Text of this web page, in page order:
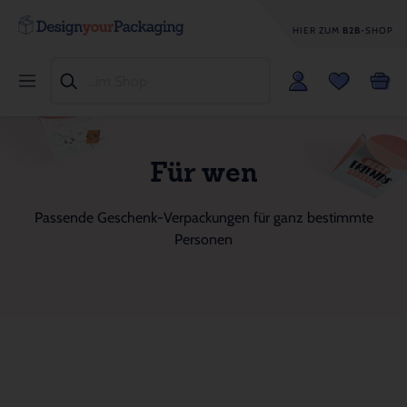
HIER ZUM B2B-SHOP
Für wen
Passende Geschenk-Verpackungen für ganz bestimmte
Personen